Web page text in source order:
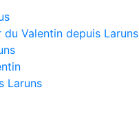
Valentin depuis Laruns
Laruns